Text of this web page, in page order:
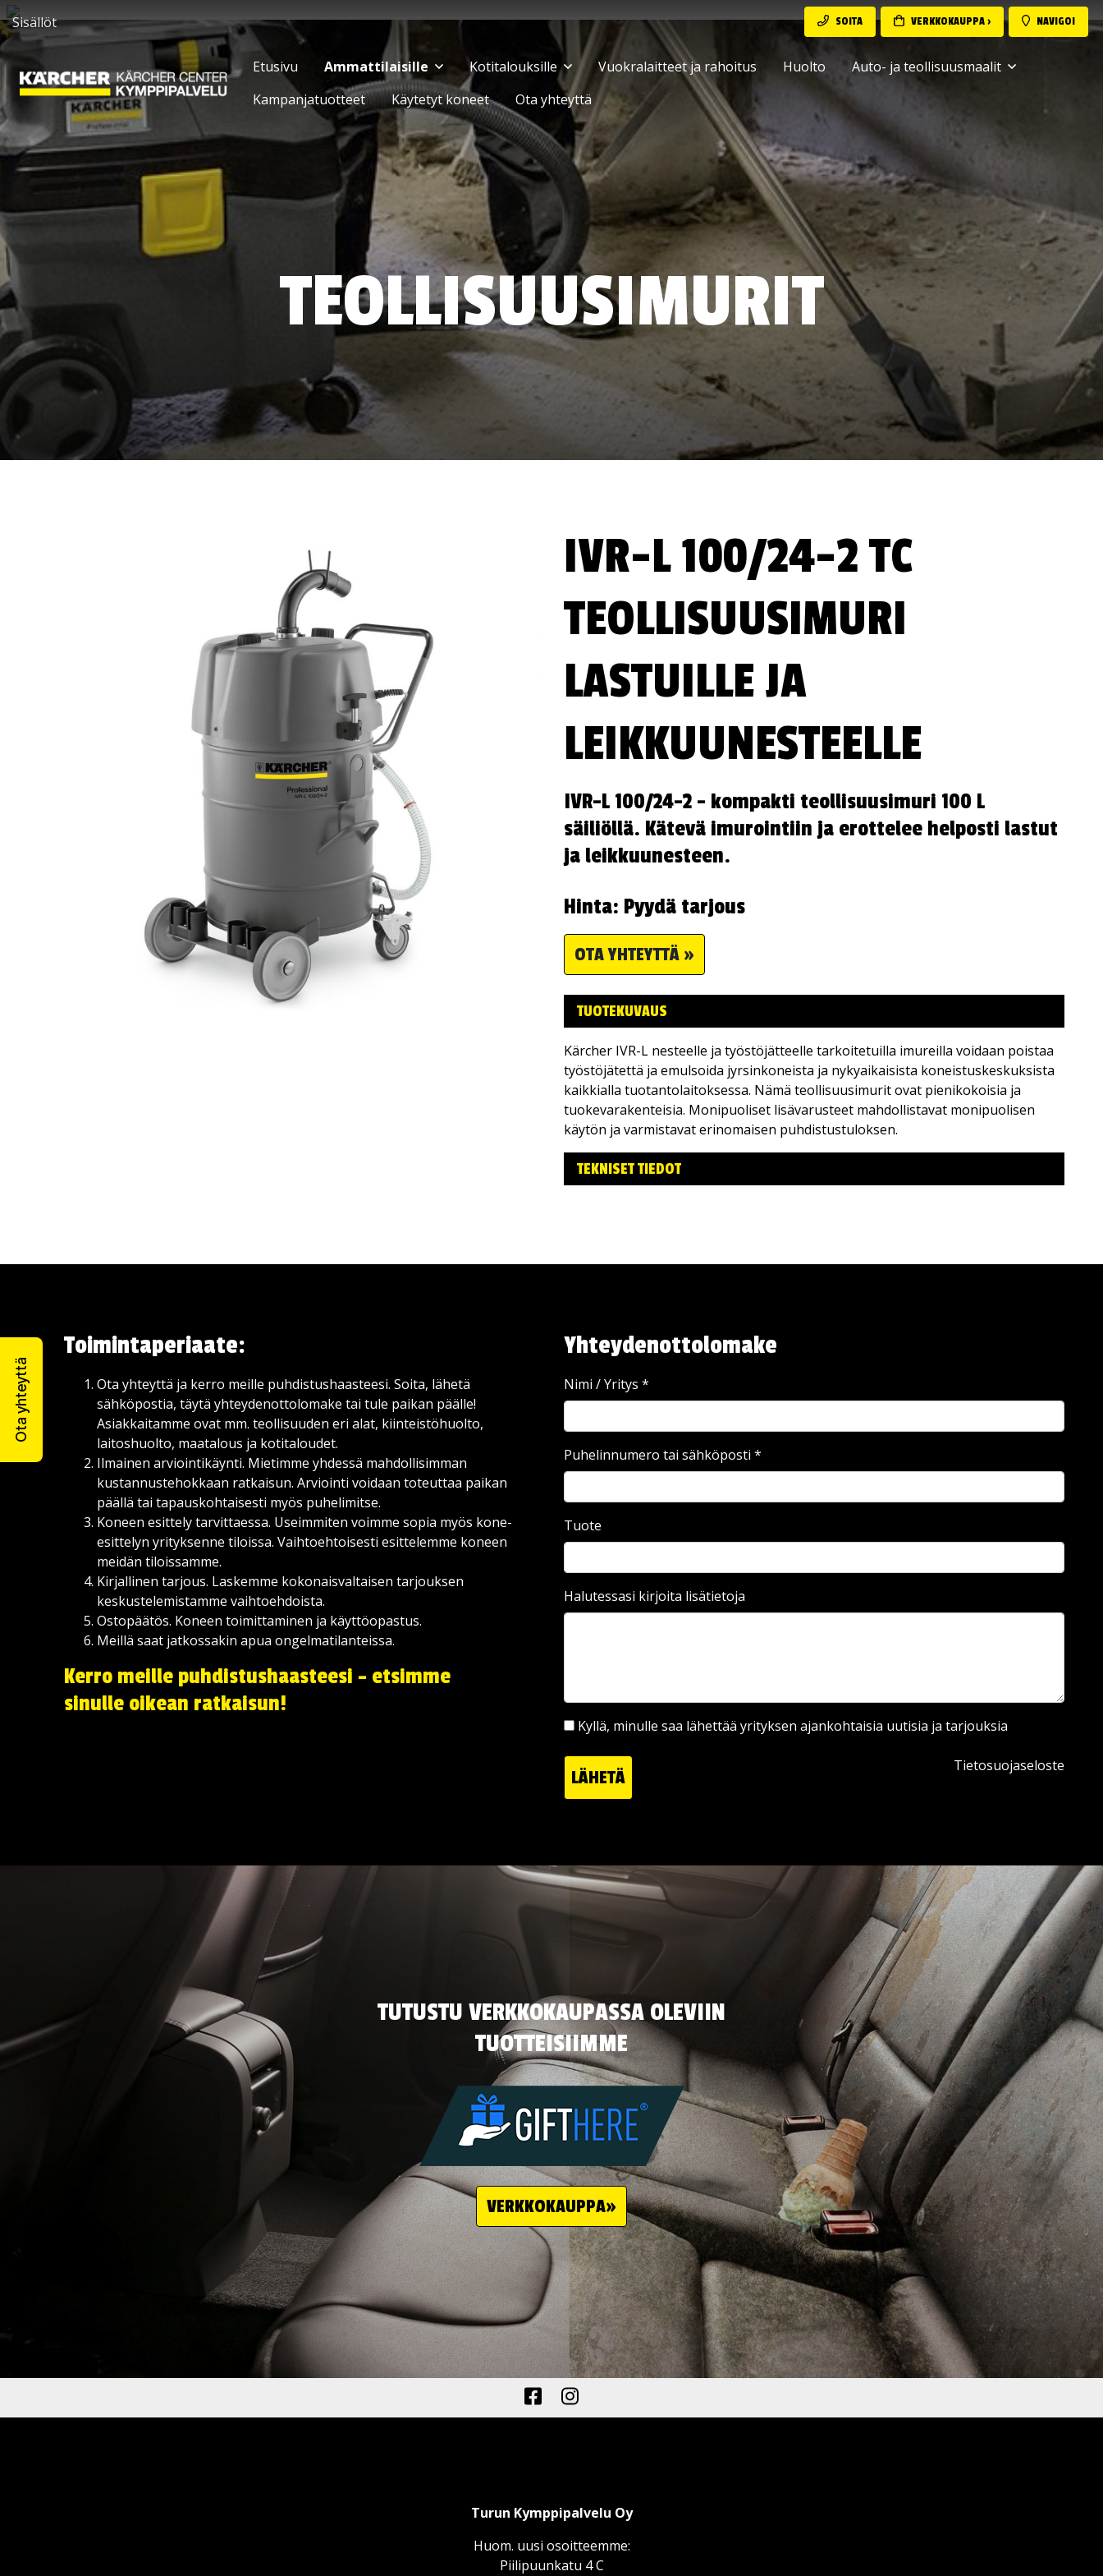
Ota yhteyttä
Sisällöt SOITA VERKKOKAUPPA › NAVIGOI
Etusivu Ammattilaisille Kotitalouksille Vuokralaitteet ja rahoitus Huolto
Auto- ja teollisuusmaalit
Kampanjatuotteet
Käytetyt koneet Ota yhteyttä
TEOLLISUUS­IMURIT
IVR-L 100/24-2 TC
TEOLLISUUSIMURI
LASTUILLE JA
LEIKKUUNESTEELLE
IVR-L 100/24-2 - kompakti teollisuusimuri 100 L
säiliöllä. Kätevä imurointiin ja erottelee helposti lastut
ja leikkuunesteen.
Hinta: Pyydä tarjous
OTA YHTEYTTÄ »
TUOTEKUVAUS
Kärcher IVR-L nesteelle ja työstöjätteelle tarkoitetuilla imureilla voidaan poistaa
työstöjätettä ja emulsoida jyrsinkoneista ja nykyaikaisista koneistuskeskuksista
kaikkialla tuotantolaitoksessa. Nämä teollisuusimurit ovat pienikokoisia ja
tuokevarakenteisia. Monipuoliset lisävarusteet mahdollistavat monipuolisen
käytön ja varmistavat erinomaisen puhdistustuloksen.
TEKNISET TIEDOT
Toimintaperiaate:
Ota yhteyttä ja kerro meille puhdistushaasteesi. Soita, lähetä
sähköpostia, täytä yhteydenottolomake tai tule paikan päälle!
Asiakkaitamme ovat mm. teollisuuden eri alat, kiinteistöhuolto,
laitoshuolto, maatalous ja kotitaloudet.
Ilmainen arviointikäynti. Mietimme yhdessä mahdollisimman
kustannustehokkaan ratkaisun. Arviointi voidaan toteuttaa paikan
päällä tai tapauskohtaisesti myös puhelimitse.
Koneen esittely tarvittaessa. Useimmiten voimme sopia myös kone-
esittelyn yrityksenne tiloissa. Vaihtoehtoisesti esittelemme koneen
meidän tiloissamme.
Kirjallinen tarjous. Laskemme kokonaisvaltaisen tarjouksen
keskustelemistamme vaihtoehdoista.
Ostopäätös. Koneen toimittaminen ja käyttöopastus.
Meillä saat jatkossakin apua ongelmatilanteissa.
Kerro meille puhdistushaasteesi – etsimme
sinulle oikean ratkaisun!
Yhteydenottolomake
Nimi / Yritys *
Puhelinnumero tai sähköposti *
Tuote
Halutessasi kirjoita lisätietoja
Kyllä, minulle saa lähettää yrityksen ajankohtaisia uutisia ja tarjouksia
LÄHETÄ
Tietosuojaseloste
TUTUSTU VERKKOKAUPASSA OLEVIIN
TUOTTEISIIMME
VERKKOKAUPPA»
Turun Kymppipalvelu Oy
Huom. uusi osoitteemme:
Piilipuunkatu 4 C